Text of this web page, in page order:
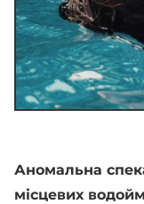
Аномальна
місцевих